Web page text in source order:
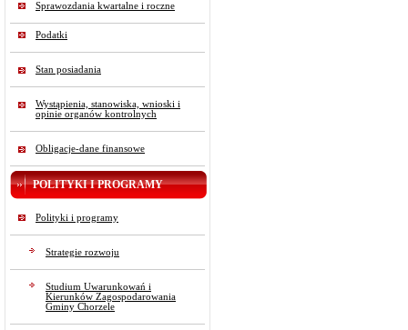
Sprawozdania kwartalne i roczne
Podatki
Stan posiadania
Wystąpienia, stanowiska, wnioski i
opinie organów kontrolnych
Obligacje-dane finansowe
POLITYKI I PROGRAMY
Polityki i programy
Strategie rozwoju
Studium Uwarunkowań i
Kierunków Zagospodarowania
Gminy Chorzele